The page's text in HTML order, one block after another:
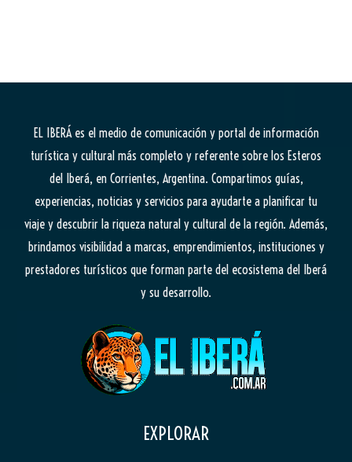
EL IBERÁes el medio de comunicación y portal de información
turística y cultural más completo y referente sobre los Esteros
del Iberá, en Corrientes, Argentina. Compartimos guías,
experiencias, noticias y servicios para ayudarte a planificar tu
viaje y descubrir la riqueza natural y cultural de la región. Además,
brindamos visibilidad a marcas, emprendimientos, instituciones y
prestadores turísticos que forman parte del ecosistema del Iberá
y su desarrollo.
EXPLORAR